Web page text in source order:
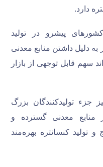
دارد.
پیشرو در تولید
دلیل داشتن منابع معدنی
سهم قابل توجهی از بازار
جزء تولیدکنندگان بزرگ
منابع معدنی گسترده و
تولید کنسانتره بهره‌مند